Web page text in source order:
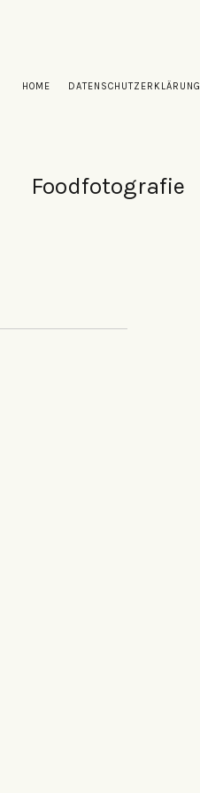
HOME DATENSCHUTZERKLÄRUNG
Foodfotografie